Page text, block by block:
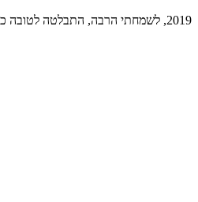
2019, לשמחתי הרבה, התבלטה לטובה כחיובית ונטולת דרמה. גמלתי לה בסיכום בלתי מטלטל שניתן לצרוך ללא טישו. אז מה היה לנו…